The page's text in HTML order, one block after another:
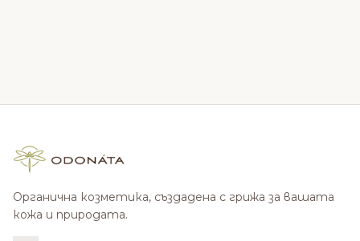
Органична козметика, създадена с грижа за вашата
кожа и природата.